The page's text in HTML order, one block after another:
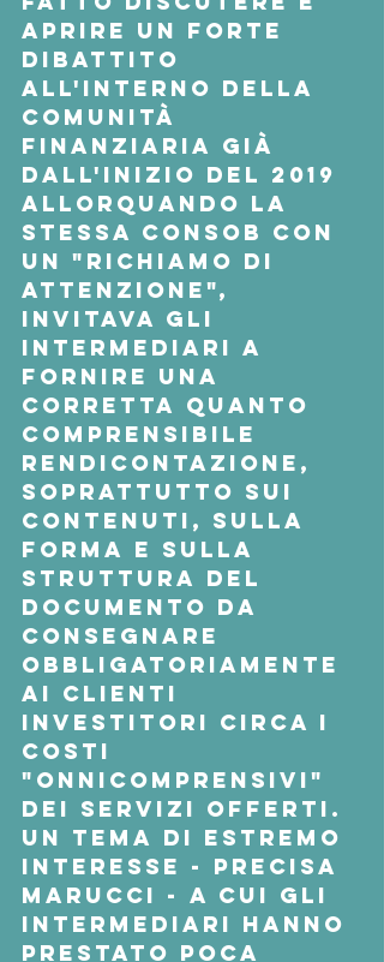
aprire un forte
dibattito
all'interno della
comunità
finanziaria già
dall'inizio del 2019
allorquando la
stessa Consob con
un "richiamo di
attenzione",
invitava gli
intermediari a
fornire una
corretta quanto
comprensibile
rendicontazione,
soprattutto sui
contenuti, sulla
forma e sulla
struttura del
documento da
consegnare
obbligatoriamente
ai clienti
investitori circa i
costi
"onnicomprensivi"
dei servizi offerti.
Un tema di estremo
interesse - precisa
Marucci - a cui gli
intermediari hanno
prestato poca